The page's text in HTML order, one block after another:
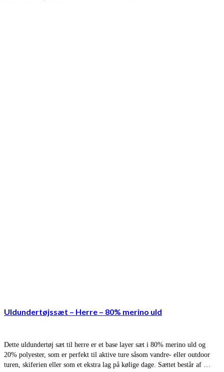
Uldundertøjssæt – Herre – 80% merino uld
Dette uldundertøj sæt til herre er et base layer sæt i 80% merino uld og
20% polyester, som er perfekt til aktive ture såsom vandre- eller outdoor
turen, skiferien eller som et ekstra lag på kølige dage. Sættet består af …